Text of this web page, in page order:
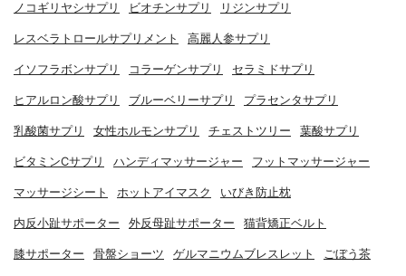
ノコギリヤシサプリ ビオチンサプリ リジンサプリ
レスベラトロールサプリメント 高麗人参サプリ
イソフラボンサプリ コラーゲンサプリ セラミドサプリ
ヒアルロン酸サプリ ブルーベリーサプリ プラセンタサプリ
乳酸菌サプリ 女性ホルモンサプリ チェストツリー 葉酸サプリ
ビタミンCサプリ ハンディマッサージャー フットマッサージャー
マッサージシート ホットアイマスク いびき防止枕
内反小趾サポーター 外反母趾サポーター 猫背矯正ベルト
膝サポーター 骨盤ショーツ ゲルマニウムブレスレット ごぼう茶